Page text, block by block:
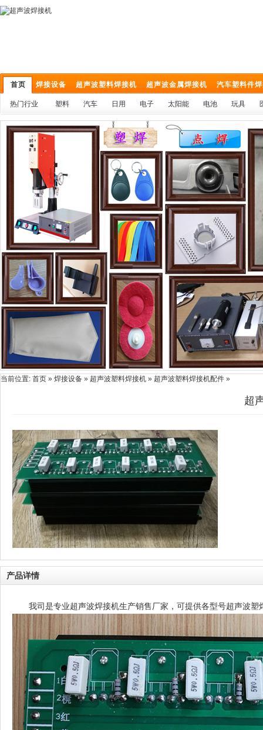
首页 焊接设备 超声波塑料焊接机 超声波金属焊接机 汽车塑料件
热门行业 塑料 汽车 日用 电子 太阳能 电池 玩具
当前位置: 首页 » 焊接设备 » 超声波塑料焊接机 » 超声波塑料焊接机配件 »
超
产品详情
我司是专业超声波焊接机生产销售厂家，可提供各型号超声波塑